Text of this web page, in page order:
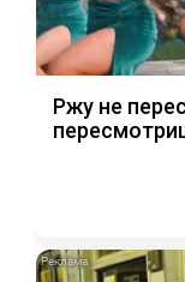
Ржу не